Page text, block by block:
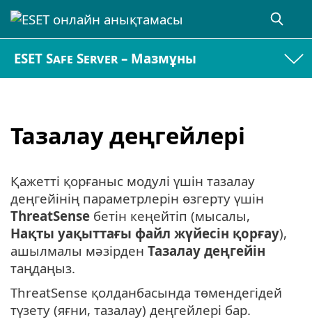
ESET Safe Server – Мазмұны
Тазалау деңгейлері
Қажетті қорғаныс модулі үшін тазалау
деңгейінің параметрлерін өзгерту үшін
ThreatSense бетін кеңейтіп (мысалы,
Нақты уақыттағы файл жүйесін қорғау),
ашылмалы мәзірден Тазалау деңгейін
таңдаңыз.
ThreatSense қолданбасында төмендегідей
түзету (яғни, тазалау) деңгейлері бар.